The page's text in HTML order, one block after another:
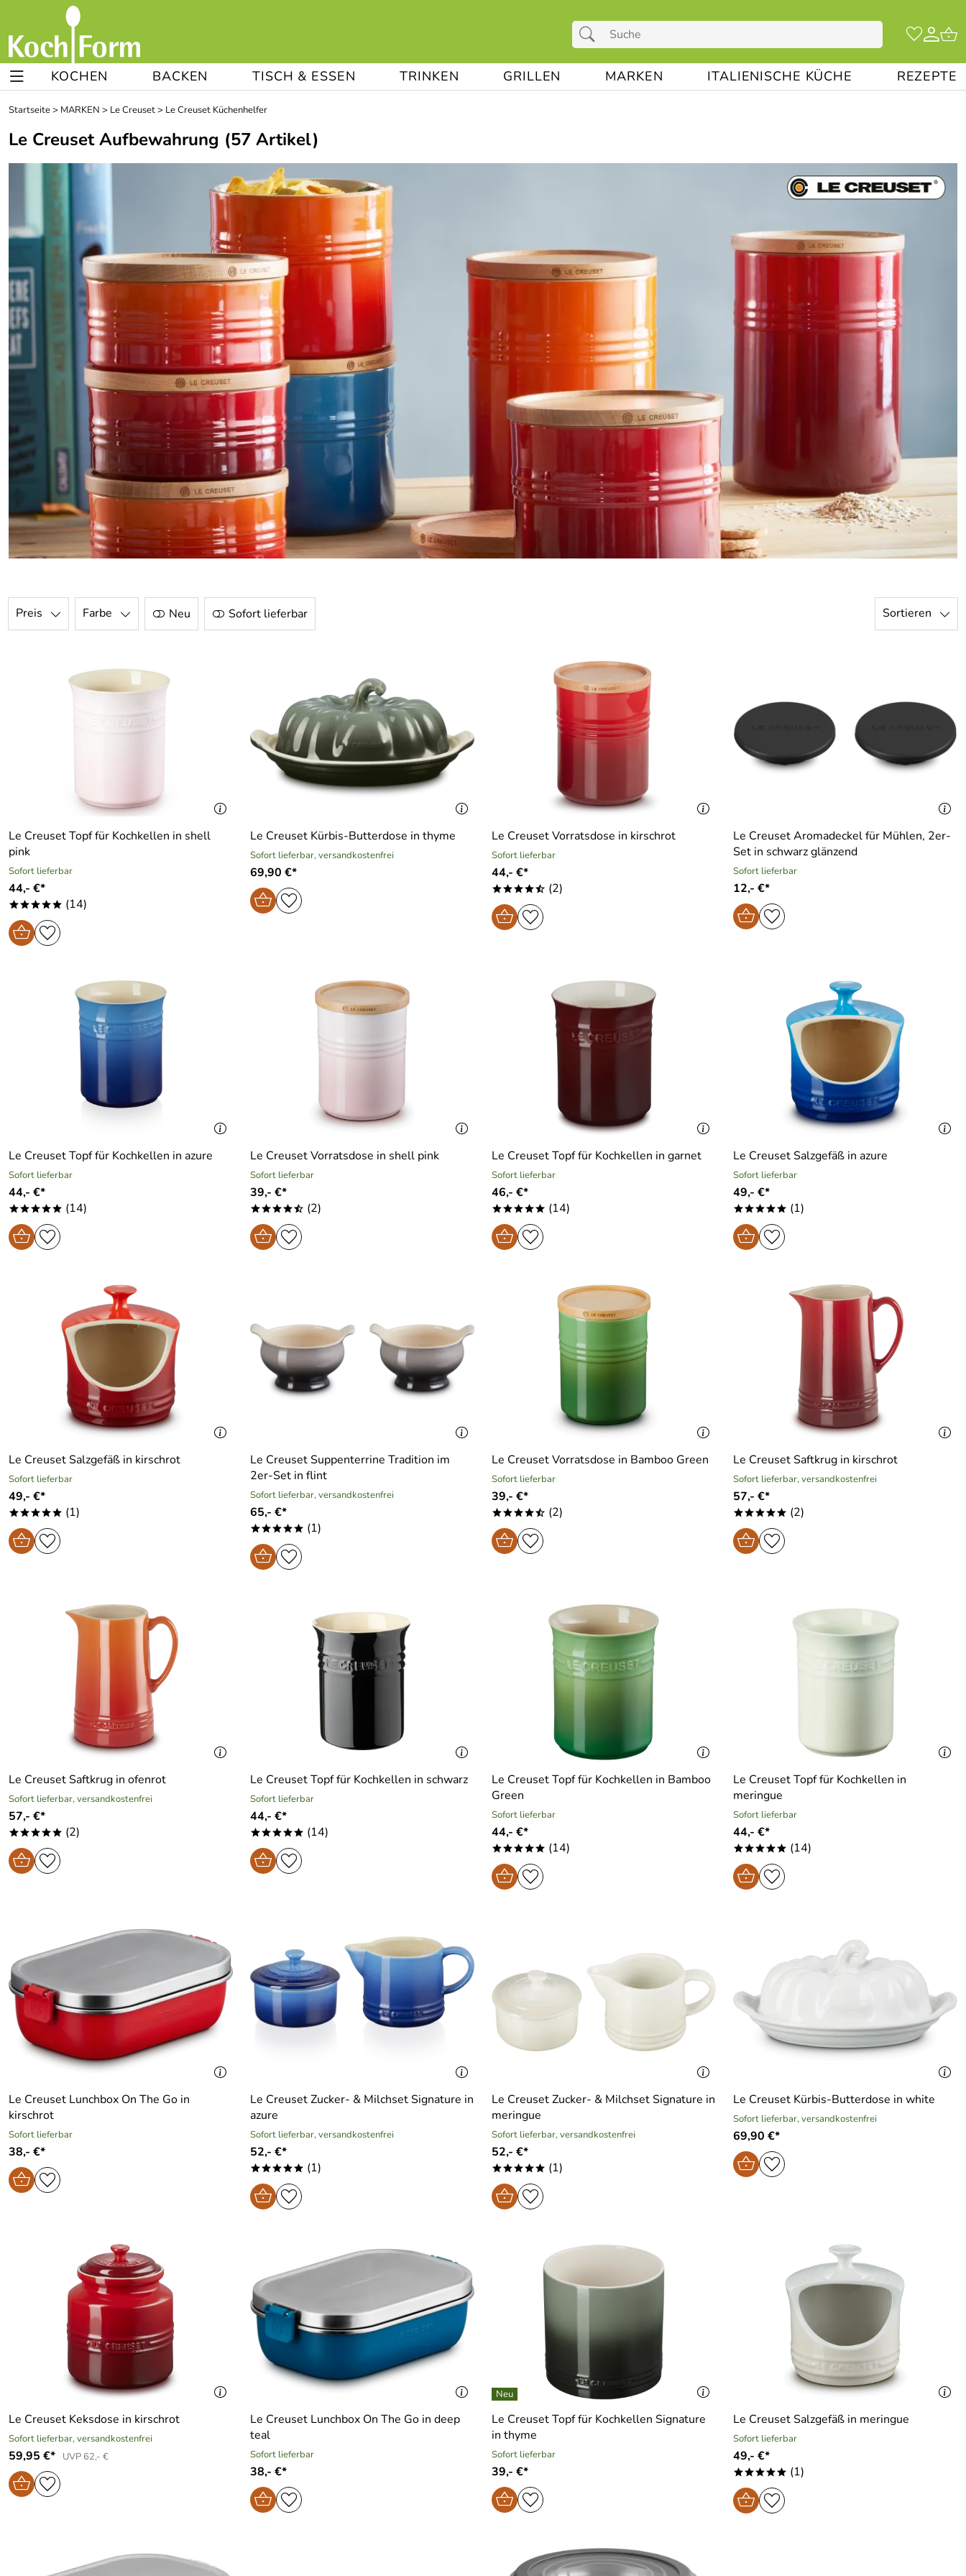
KOCHEN BACKEN TISCH & ESSEN TRINKEN GRILLEN MARKEN ITALIENISCHE KÜCHE REZEPTE
Startseite> MARKEN > Le Creuset> Le Creuset Küchenhelfer
Le Creuset Aufbewahrung (57 Artikel)
Preis Farbe Neu Sofort lieferbar Sortieren
Le Creuset Topf für Kochkellen in shell
pink
Sofort lieferbar
44,- €*
***** (14)
Le Creuset Kürbis-Butterdose in thyme
Sofort lieferbar, versandkostenfrei
69,90 €*
Le Creuset Vorratsdose in kirschrot
Sofort lieferbar
44,- €*
****/ (2)
Le Creuset Aromadeckel für Mühlen, 2er-
Set in schwarz glänzend
Sofort lieferbar
12,- €*
Le Creuset Topf für Kochkellen in azure
Sofort lieferbar
44,- €*
***** (14)
Le Creuset Vorratsdose in shell pink
Sofort lieferbar
39,- €*
****/ (2)
Le Creuset Topf für Kochkellen in garnet
Sofort lieferbar
46,- €*
***** (14)
Le Creuset Salzgefäß in azure
Sofort lieferbar
49,- €*
***** (1)
Le Creuset Salzgefäß in kirschrot
Sofort lieferbar
49,- €*
***** (1)
Le Creuset Suppenterrine Tradition im
2er-Set in flint
Sofort lieferbar, versandkostenfrei
65,- €*
***** (1)
Le Creuset Vorratsdose in Bamboo Green
Sofort lieferbar
39,- €*
****/ (2)
Le Creuset Saftkrug in kirschrot
Sofort lieferbar, versandkostenfrei
57,- €*
***** (2)
Le Creuset Saftkrug in ofenrot
Sofort lieferbar, versandkostenfrei
57,- €*
***** (2)
Le Creuset Topf für Kochkellen in schwarz
Sofort lieferbar
44,- €*
***** (14)
Le Creuset Topf für Kochkellen in Bamboo
Green
Sofort lieferbar
44,- €*
***** (14)
Le Creuset Topf für Kochkellen in
meringue
Sofort lieferbar
44,- €*
***** (14)
Le Creuset Lunchbox On The Go in
kirschrot
Sofort lieferbar
38,- €*
Le Creuset Zucker- & Milchset Signature in
azure
Sofort lieferbar, versandkostenfrei
52,- €*
***** (1)
Le Creuset Zucker- & Milchset Signature in
meringue
Sofort lieferbar, versandkostenfrei
52,- €*
***** (1)
Le Creuset Kürbis-Butterdose in white
Sofort lieferbar, versandkostenfrei
69,90 €*
Le Creuset Keksdose in kirschrot
Sofort lieferbar, versandkostenfrei
59,95 €* UVP 62,- €
Le Creuset Lunchbox On The Go in deep
teal
Sofort lieferbar
38,- €*
Le Creuset Topf für Kochkellen Signature
in thyme
Sofort lieferbar
39,- €*
Le Creuset Salzgefäß in meringue
Sofort lieferbar
49,- €*
***** (1)